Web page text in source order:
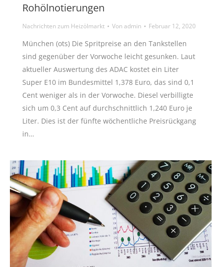
Rohölnotierungen
Nachrichten zum Heizölmarkt Vonadmin Februar 12, 2020
München (ots) Die Spritpreise an den Tankstellen
sind gegenüber der Vorwoche leicht gesunken. Laut
aktueller Auswertung des ADAC kostet ein Liter
Super E10 im Bundesmittel 1,378 Euro, das sind 0,1
Cent weniger als in der Vorwoche. Diesel verbilligte
sich um 0,3 Cent auf durchschnittlich 1,240 Euro je
Liter. Dies ist der fünfte wöchentliche Preisrückgang
in…